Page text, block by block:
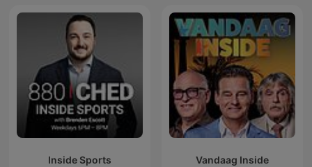
Inside Sports Vandaag Inside